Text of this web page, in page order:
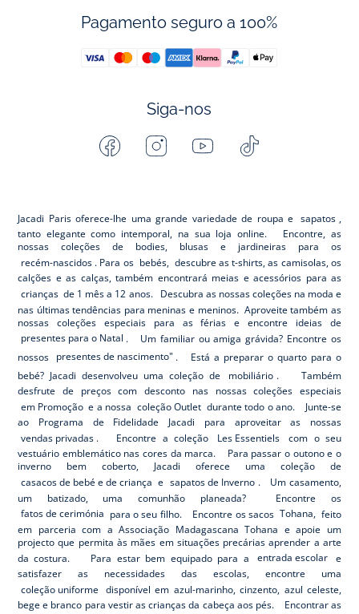
Pagamento seguro a 100%
Siga-nos
FacebookInstagramYoutube
Jacadi Paris oferece-lhe uma grande variedade de roupa e sapatos ,
tanto elegante como intemporal, na sua loja online. Encontre, as
nossas coleções de bodies, blusas e jardineiras para os
recém-nascidos . Para os bebés, descubre as t-shirts, as camisolas, os
calções e as calças, também encontrará meias e acessórios para as
crianças de 1 mês a 12 anos. Descubra as nossas coleções na moda e
nas últimas tendências para meninas e meninos. Aproveite também as
nossas coleções especiais para as férias e encontre ideias de
presentes para o Natal . Um familiar ou amiga grávida? Encontre os
nossos presentes de nascimento" . Está a preparar o quarto para o
bebé? Jacadi desenvolveu uma coleção de
mobiliário . Também
desfrute de preços com desconto nas nossas coleções especiais
em Promoção e a nossa coleção Outlet durante todo o ano. Junte-se
ao Programa de Fidelidade Jacadi para aproveitar as nossas
vendas privadas . Encontre a coleção Les Essentiels
com o seu
vestuário emblemático nas cores da marca. Para passar o outono e o
inverno bem coberto, Jacadi oferece uma coleção de
casacos de bebé e de criança e sapatos de Inverno . Um casamento,
um batizado, uma comunhão planeada? Encontre os
fatos de cerimónia para o seu filho. Encontre os sacos Tohana, feito
em parceria com a Associação Madagascana Tohana e apoie um
projecto que permita às mães em situações precárias aprender a arte
da costura. Para estar bem equipado para a
entrada escolar e
satisfazer as necessidades das escolas, encontre uma
coleção uniforme disponível em azul-marinho, cinzento, azul celeste,
bege e branco para vestir as crianças da cabeça aos pés. Encontrar as